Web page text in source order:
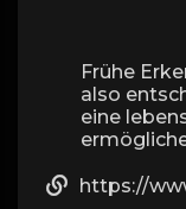
Frühe
also
eine
https://